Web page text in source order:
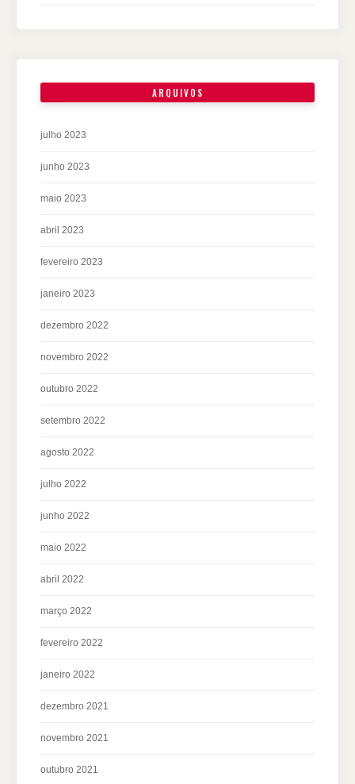
ARQUIVOS
julho 2023
junho 2023
maio 2023
abril 2023
fevereiro 2023
janeiro 2023
dezembro 2022
novembro 2022
outubro 2022
setembro 2022
agosto 2022
julho 2022
junho 2022
maio 2022
abril 2022
março 2022
fevereiro 2022
janeiro 2022
dezembro 2021
novembro 2021
outubro 2021